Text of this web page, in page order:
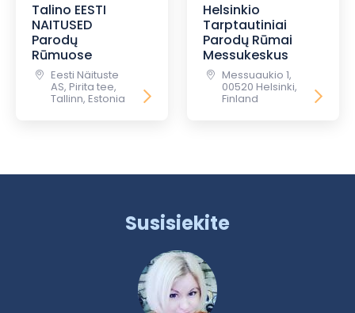
Talino EESTI
NAITUSED
Parodų
Rūmuose
Eesti Näituste
AS, Pirita tee,
Tallinn, Estonia
Helsinkio
Tarptautiniai
Parodų Rūmai
Messukeskus
Messuaukio 1,
00520 Helsinki,
Finland
Susisiekite